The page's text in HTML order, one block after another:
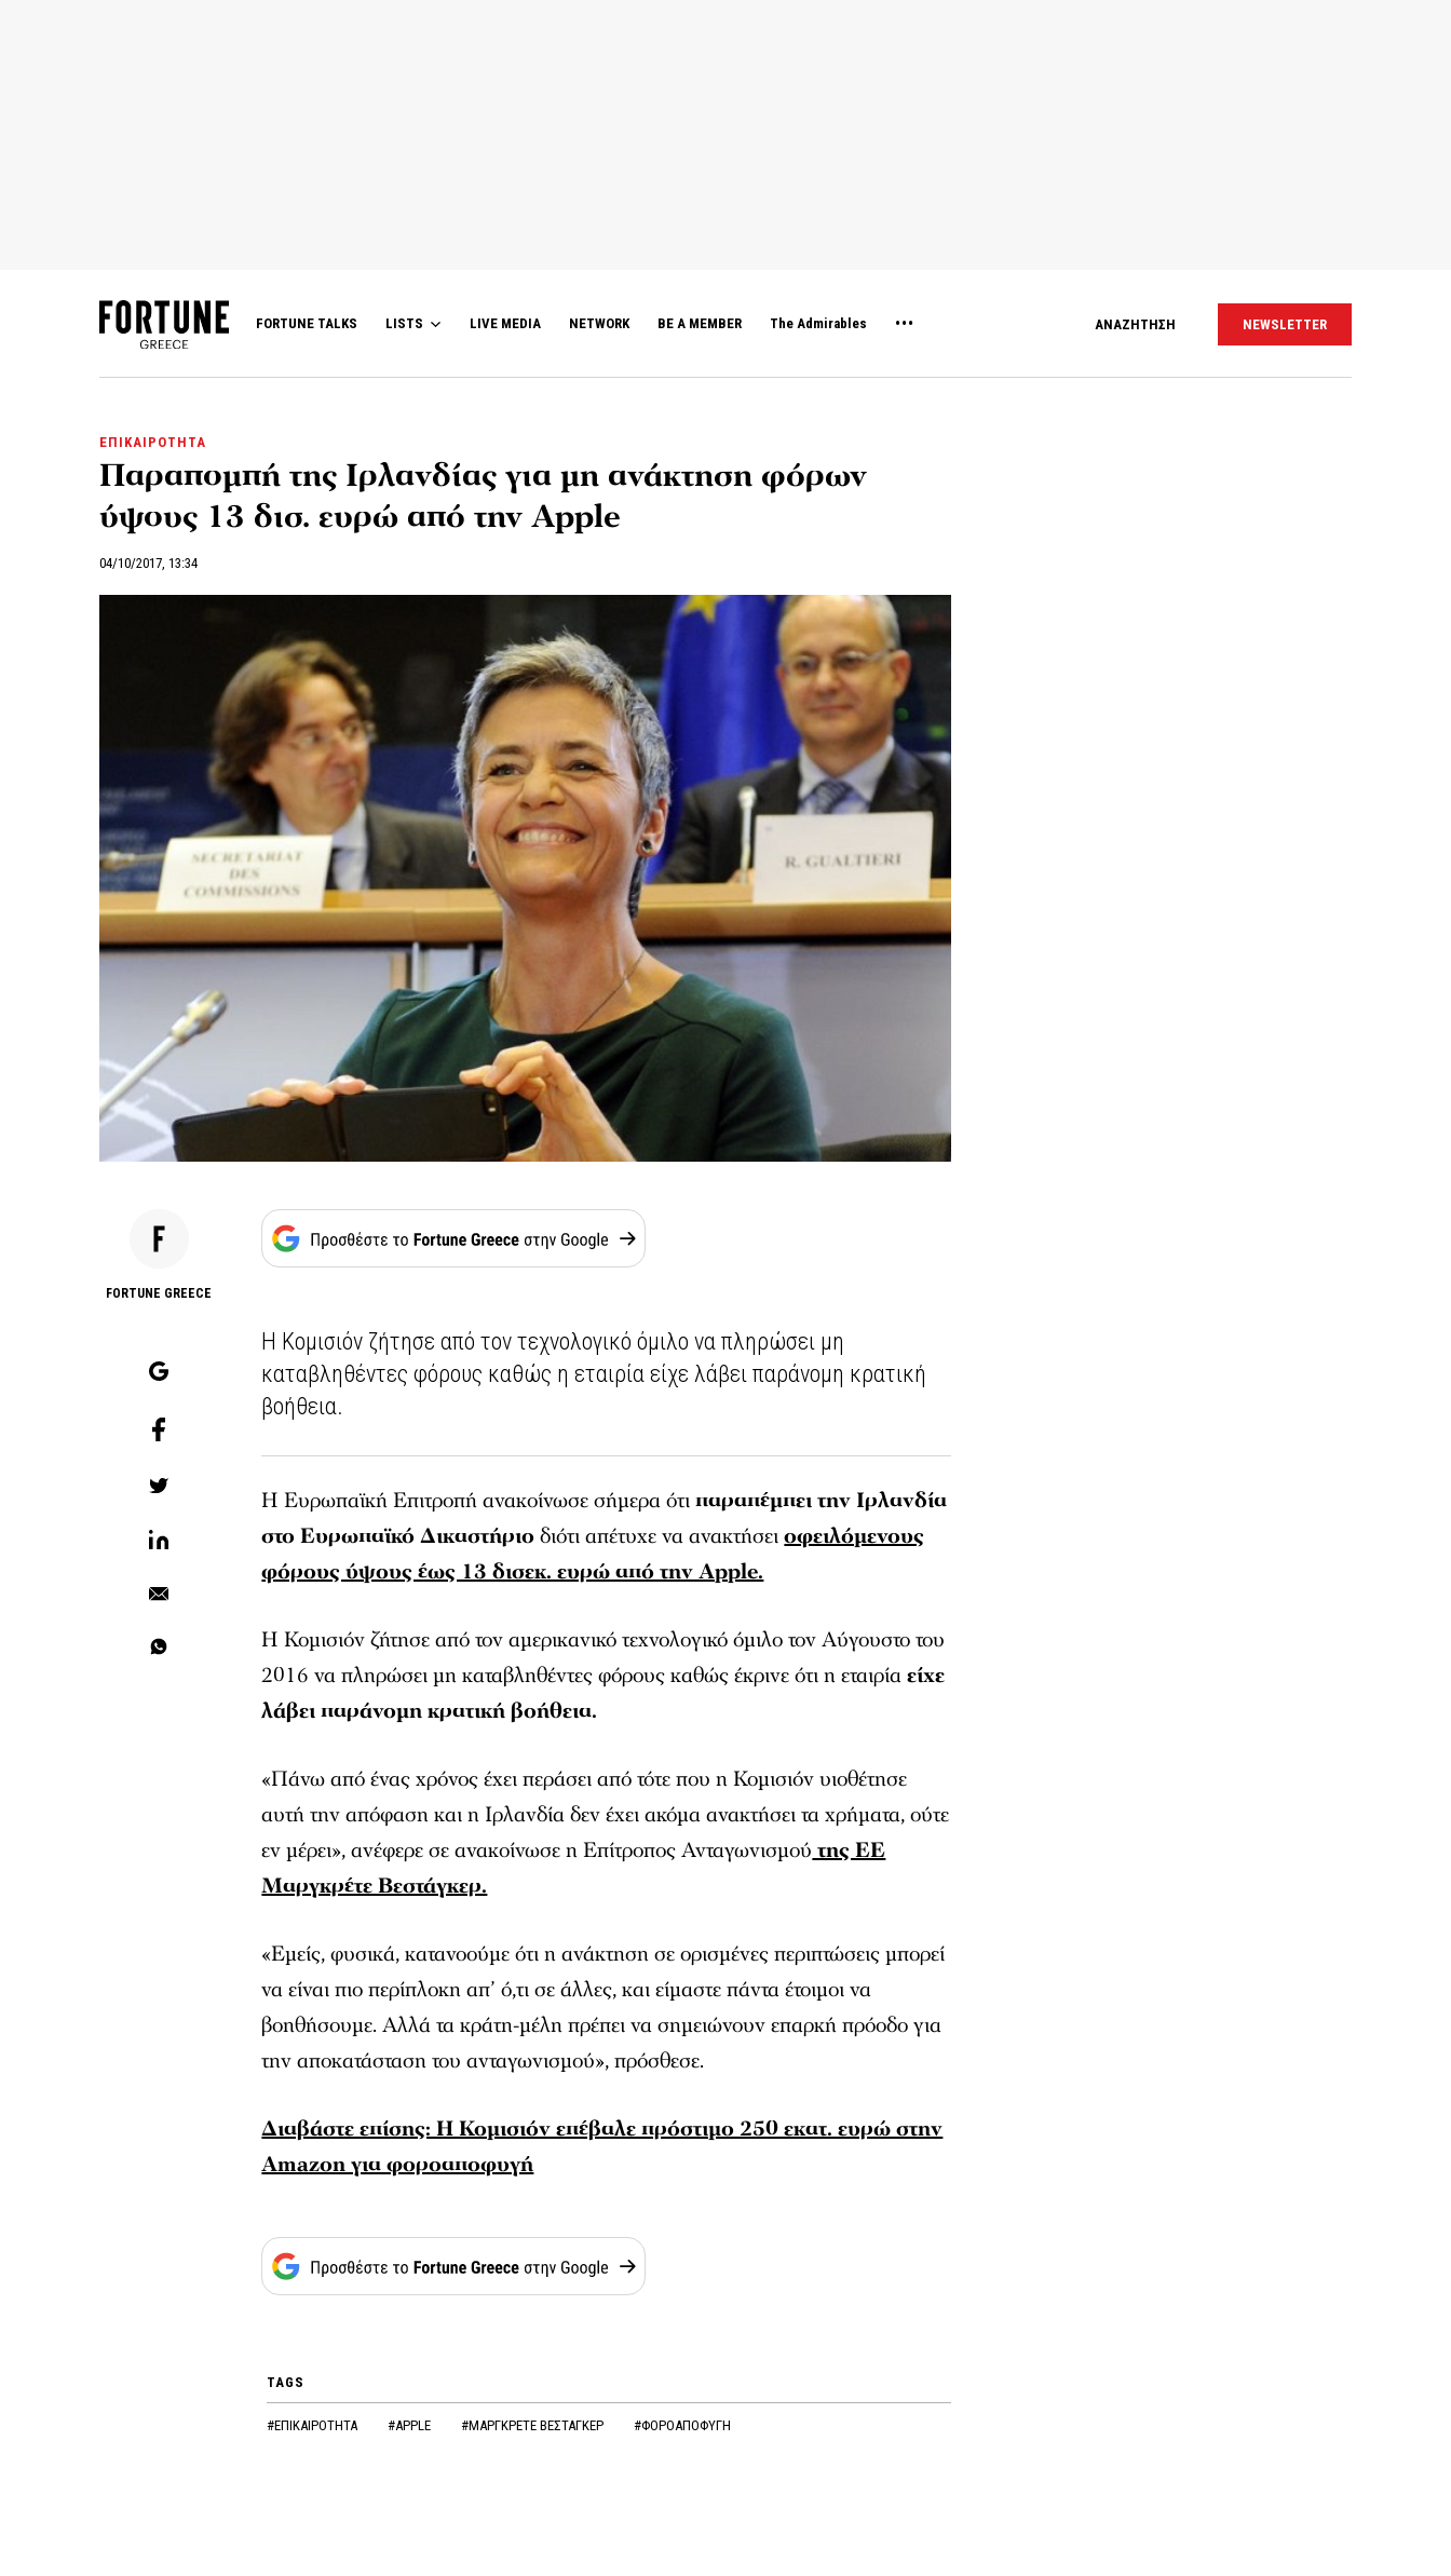
FORTUNE TALKS LISTS LIVE MEDIA NETWORK BE A MEMBER The Admirables ΑΝΑΖΗΤΗΣΗ NEWSLETTER
ΕΠΙΚΑΙΡΟΤΗΤΑ
Παραπομπή της Ιρλανδίας για μη ανάκτηση φόρων
ύψους 13 δισ. ευρώ από την Apple
04/10/2017, 13:34
FORTUNE GREECE
Η Κομισιόν ζήτησε από τον τεχνολογικό όμιλο να πληρώσει μη
καταβληθέντες φόρους καθώς η εταιρία είχε λάβει παράνομη κρατική
βοήθεια.
Η Ευρωπαϊκή Επιτροπή ανακοίνωσε σήμερα ότιπαραπέμπει την Ιρλανδία
στο Ευρωπαϊκό Δικαστήριοδιότι απέτυχε να ανακτήσειοφειλόμενους
φόρους ύψους έως 13 δισεκ. ευρώ από την Apple.
Η Κομισιόν ζήτησε από τον αμερικανικό τεχνολογικό όμιλο τον Αύγουστο του
2016 να πληρώσει μη καταβληθέντες φόρους καθώς έκρινε ότι η εταιρίαείχε
λάβει παράνομη κρατική βοήθεια.
«Πάνω από ένας χρόνος έχει περάσει από τότε που η Κομισιόν υιοθέτησε
αυτή την απόφαση και η Ιρλανδία δεν έχει ακόμα ανακτήσει τα χρήματα, ούτε
εν μέρει», ανέφερε σε ανακοίνωσε η Επίτροπος Ανταγωνισμού της ΕΕ
Μαργκρέτε Βεστάγκερ.
«Εμείς, φυσικά, κατανοούμε ότι η ανάκτηση σε ορισμένες περιπτώσεις μπορεί
να είναι πιο περίπλοκη απ’ ό,τι σε άλλες, και είμαστε πάντα έτοιμοι να
βοηθήσουμε. Αλλά τα κράτη-μέλη πρέπει να σημειώνουν επαρκή πρόοδο για
την αποκατάσταση του ανταγωνισμού», πρόσθεσε.
Διαβάστε επίσης: Η Κομισιόν επέβαλε πρόστιμο 250 εκατ. ευρώ στην
Amazon για φοροαποφυγή
TAGS
#ΕΠΙΚΑΙΡΟΤΗΤΑ #APPLE #ΜΑΡΓΚΡΕΤΕ ΒΕΣΤΑΓΚΕΡ #ΦΟΡΟΑΠΟΦΥΓΗ